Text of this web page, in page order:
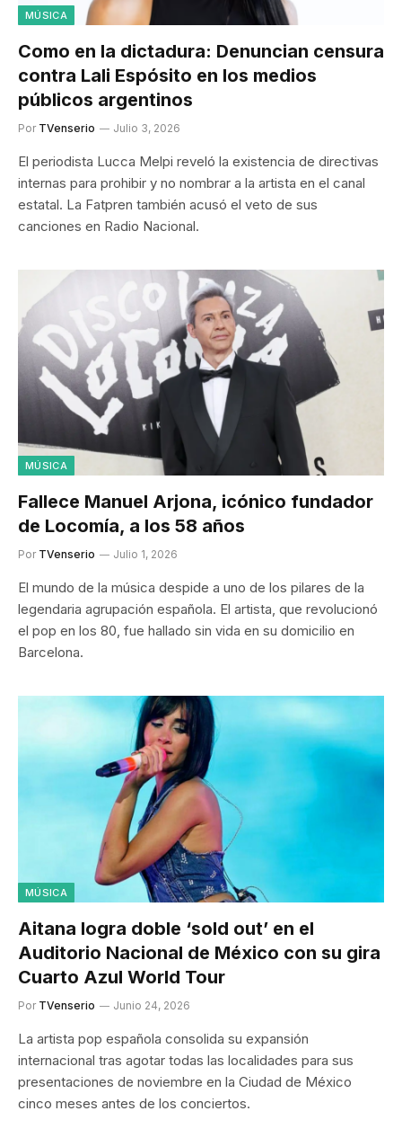
MÚSICA
Como en la dictadura: Denuncian censura
contra Lali Espósito en los medios
públicos argentinos
Por TVenserio Julio 3, 2026
El periodista Lucca Melpi reveló la existencia de directivas
internas para prohibir y no nombrar a la artista en el canal
estatal. La Fatpren también acusó el veto de sus
canciones en Radio Nacional.
MÚSICA
Fallece Manuel Arjona, icónico fundador
de Locomía, a los 58 años
Por TVenserio Julio 1, 2026
El mundo de la música despide a uno de los pilares de la
legendaria agrupación española. El artista, que revolucionó
el pop en los 80, fue hallado sin vida en su domicilio en
Barcelona.
MÚSICA
Aitana logra doble ‘sold out’ en el
Auditorio Nacional de México con su gira
Cuarto Azul World Tour
Por TVenserio Junio 24, 2026
La artista pop española consolida su expansión
internacional tras agotar todas las localidades para sus
presentaciones de noviembre en la Ciudad de México
cinco meses antes de los conciertos.